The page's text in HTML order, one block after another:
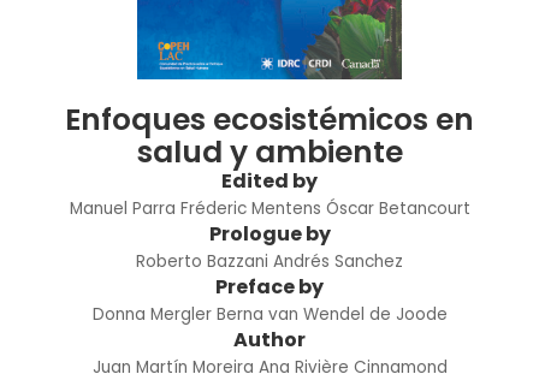
Enfoques ecosistémicos en
salud y ambiente
Edited by
Manuel Parra Fréderic Mentens Óscar Betancourt
Prologue by
Roberto Bazzani Andrés Sanchez
Preface by
Donna Mergler Berna van Wendel de Joode
Author
Juan Martín Moreira Ana Rivière Cinnamond